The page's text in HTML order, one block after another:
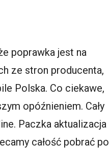
poprawka jest na
ze stron producenta,
Polska. Co ciekawe,
opóźnieniem. Cały
Paczka aktualizacja
całość pobrać po